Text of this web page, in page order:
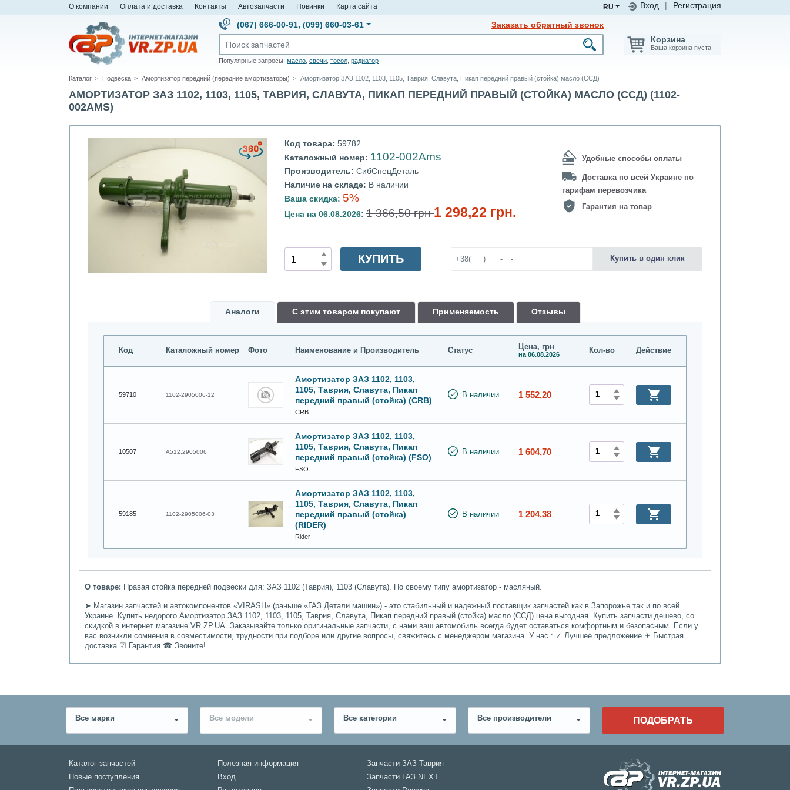
О компании Оплата и доставка Контакты Автозапчасти Новинки Карта сайта Вход Регистрация
RU
(067) 666-00-91, (099) 660-03-61 Заказать обратный звонок
Популярные запросы: масло свечи тосол радиатор
Корзина
Ваша корзина пуста
Каталог Подвеска Амортизатор передний (передние амортизаторы) Амортизатор ЗАЗ 1102, 1103, 1105, Таврия, Славута, Пикап передний правый (стойка) масло (ССД)
АМОРТИЗАТОР ЗАЗ 1102, 1103, 1105, ТАВРИЯ, СЛАВУТА, ПИКАП ПЕРЕДНИЙ ПРАВЫЙ (СТОЙКА) МАСЛО (ССД) (1102-
002AMS)
Код товара: 59782
Каталожный номер: 1102-002Ams
Производитель: СибСпецДеталь
Наличие на складе: В наличии
Ваша скидка: 5%
Цена на 06.08.2026: 1 366,50 грн1 298,22 грн.
Удобные способы оплаты
Доставка по всей Украине по
тарифам перевозчика
Гарантия на товар
КУПИТЬ Купить в один клик
Аналоги С этим товаром покупают Применяемость Oтзывы
Код Каталожный номер Фото Наименование и Производитель Статус Цена, грн
на 06.08.2026 Кол-во Действие
59710 1102-2905006-12
Амортизатор ЗАЗ 1102, 1103,
1105, Таврия, Славута, Пикап
передний правый (стойка) (CRB)
CRB
В наличии 1 552,20
10507 А512.2905006
Амортизатор ЗАЗ 1102, 1103,
1105, Таврия, Славута, Пикап
передний правый (стойка) (FSO)
FSO
В наличии 1 604,70
59185 1102-2905006-03
Амортизатор ЗАЗ 1102, 1103,
1105, Таврия, Славута, Пикап
передний правый (стойка)
(RIDER)
Rider
В наличии 1 204,38
О товаре: Правая стойка передней подвески для: ЗАЗ 1102 (Таврия), 1103 (Славута). По своему типу амортизатор - масляный.
➤ Магазин запчастей и автокомпонентов «VIRASH» (раньше «ГАЗ Детали машин») - это стабильный и надежный поставщик запчастей как в Запорожье так и по всей
Украине. Купить недорого Амортизатор ЗАЗ 1102, 1103, 1105, Таврия, Славута, Пикап передний правый (стойка) масло (ССД) цена выгодная. Купить запчасти дешево, со
скидкой в интернет магазине VR.ZP.UA. Заказывайте только оригинальные запчасти, с нами ваш автомобиль всегда будет оставаться комфортным и безопасным. Если у
вас возникли сомнения в совместимости, трудности при подборе или другие вопросы, свяжитесь с менеджером магазина. У нас : ✓ Лучшее предложение ✈ Быстрая
доставка ☑ Гарантия ☎ Звоните!
Все марки Все модели Все категории Все производители ПОДОБРАТЬ
Каталог запчастей
Новые поступления
Полезная информация
Вход
Запчасти ЗАЗ Таврия
Запчасти ГАЗ NEXT